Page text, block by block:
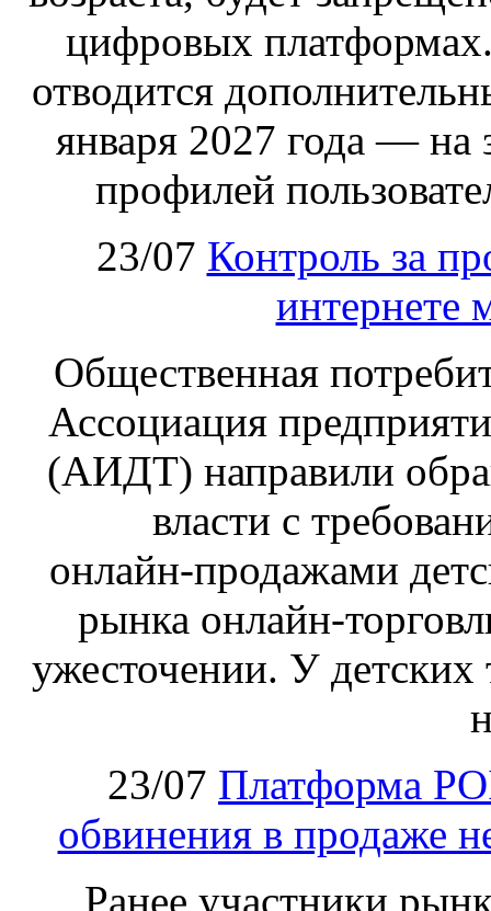
цифровых
отводится
января 2027 года —
профилей
23/07 Контроль за
интернете
Общественная
Ассоциация
(АИДТ) направили
власти с
онлайн‑продажами
рынка онлайн-
ужесточении. У детских
23/07 Платформа
обвинения в продаже
Ранее участники